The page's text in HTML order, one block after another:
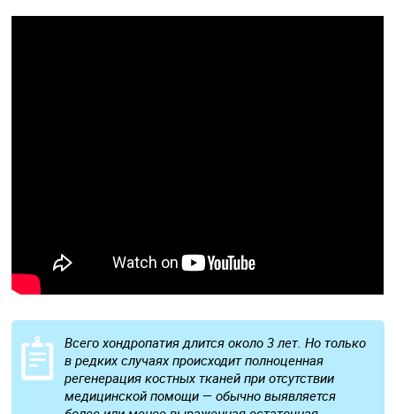
Всего хондропатия длится около 3 лет. Но только
в редких случаях происходит полноценная
регенерация костных тканей при отсутствии
медицинской помощи — обычно выявляется